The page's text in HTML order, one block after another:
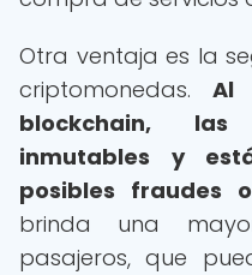
Otra ventaja es la
criptomonedas. Al
blockchain, las
inmutables y
posibles fraudes
brinda una
pasajeros, que